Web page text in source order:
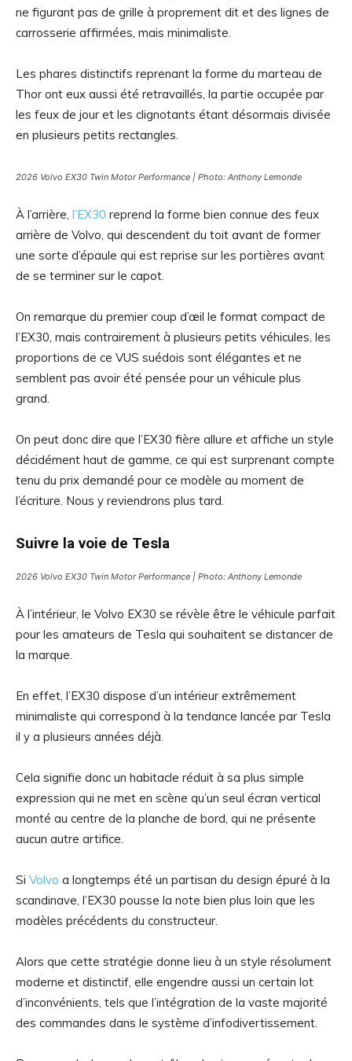
ne figurant pas de grille à proprement dit et des lignes de
carrosserie affirmées, mais minimaliste.
Les phares distinctifs reprenant la forme du marteau de
Thor ont eux aussi été retravaillés, la partie occupée par
les feux de jour et les clignotants étant désormais divisée
en plusieurs petits rectangles.
2026 Volvo EX30 Twin Motor Performance | Photo: Anthony Lemonde
À l’arrière, l’EX30 reprend la forme bien connue des feux
arrière de Volvo, qui descendent du toit avant de former
une sorte d’épaule qui est reprise sur les portières avant
de se terminer sur le capot.
On remarque du premier coup d’œil le format compact de
l’EX30, mais contrairement à plusieurs petits véhicules, les
proportions de ce VUS suédois sont élégantes et ne
semblent pas avoir été pensée pour un véhicule plus
grand.
On peut donc dire que l’EX30 fière allure et affiche un style
décidément haut de gamme, ce qui est surprenant compte
tenu du prix demandé pour ce modèle au moment de
l’écriture. Nous y reviendrons plus tard.
Suivre la voie de Tesla
2026 Volvo EX30 Twin Motor Performance | Photo: Anthony Lemonde
À l’intérieur, le Volvo EX30 se révèle être le véhicule parfait
pour les amateurs de Tesla qui souhaitent se distancer de
la marque.
En effet, l’EX30 dispose d’un intérieur extrêmement
minimaliste qui correspond à la tendance lancée par Tesla
il y a plusieurs années déjà.
Cela signifie donc un habitacle réduit à sa plus simple
expression qui ne met en scène qu’un seul écran vertical
monté au centre de la planche de bord, qui ne présente
aucun autre artifice.
Si Volvo a longtemps été un partisan du design épuré à la
scandinave, l’EX30 pousse la note bien plus loin que les
modèles précédents du constructeur.
Alors que cette stratégie donne lieu à un style résolument
moderne et distinctif, elle engendre aussi un certain lot
d’inconvénients, tels que l’intégration de la vaste majorité
des commandes dans le système d’infodivertissement.